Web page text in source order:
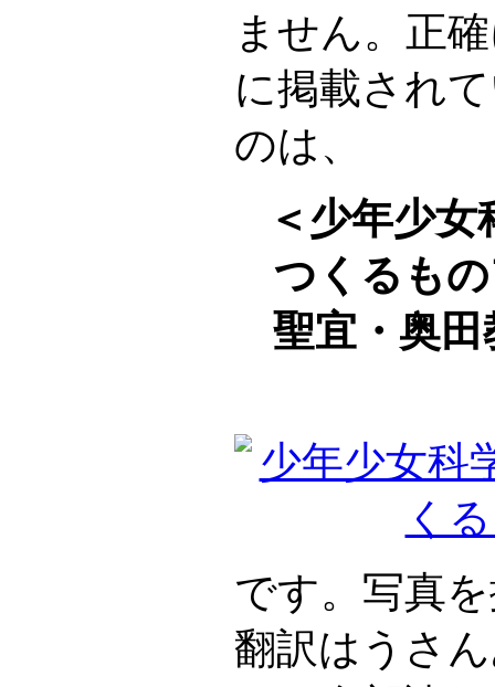
ません。正
に掲載され
のは、
＜少年少
つくるも
聖宜・奥
です。写真
翻訳はうさ